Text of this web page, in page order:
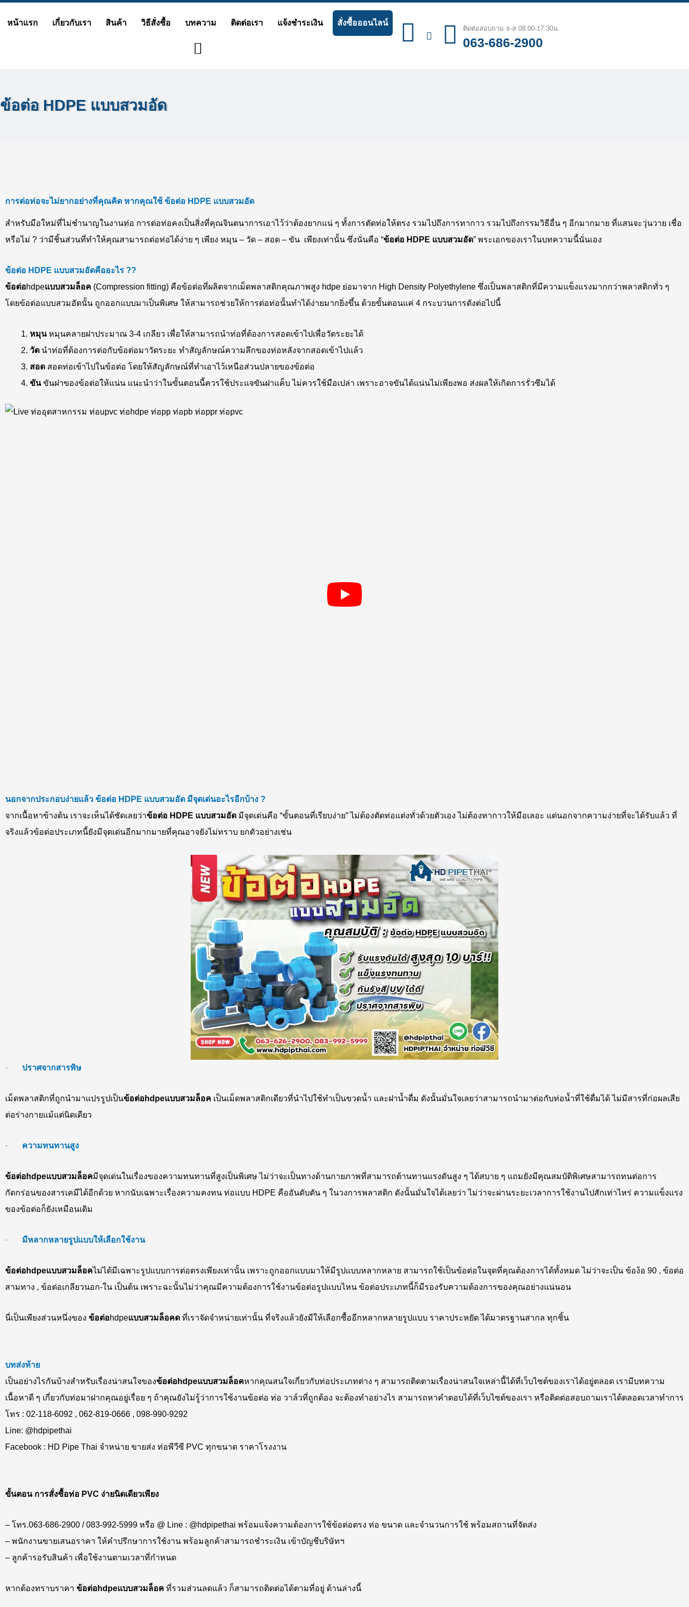
หน้าแรก เกี่ยวกับเรา สินค้า วิธีสั่งซื้อ บทความ ติดต่อเรา แจ้งชำระเงิน สั่งซื้อออนไลน์
ติดต่อสอบถาม จ-ส 08.00-17.30น.
063-686-2900
ข้อต่อ HDPE แบบสวมอัด
การต่อท่อจะไม่ยากอย่างที่คุณคิด หากคุณใช้ ข้อต่อ HDPE แบบสวมอัด
สำหรับมือใหม่ที่ไม่ชำนาญในงานท่อ การต่อท่อคงเป็นสิ่งที่คุณจินตนาการเอาไว้ว่าต้องยากแน่ ๆ ทั้งการตัดท่อให้ตรง รวมไปถึงการทากาว รวมไปถึงกรรมวิธีอื่น ๆ อีกมากมาย ที่แสนจะวุ่นวาย เชื่อ
หรือไม่ ? ว่ามีชิ้นส่วนที่ทำให้คุณสามารถต่อท่อได้ง่าย ๆ เพียง หมุน – วัด – สอด – ขัน เพียงเท่านั้น ซึ่งนั่นคือ “ข้อต่อ HDPE แบบสวมอัด” พระเอกของเราในบทความนี้นั่นเอง
ข้อต่อ HDPE แบบสวมอัดคืออะไร ??
ข้อต่อhdpeแบบสวมล็อค (Compression fitting) คือข้อต่อที่ผลิตจากเม็ดพลาสติกคุณภาพสูง hdpe ย่อมาจาก High Density Polyethylene ซึ่งเป็นพลาสติกที่มีความแข็งแรงมากกว่าพลาสติกทั่ว ๆ
โดยข้อต่อแบบสวมอัดนั้น ถูกออกแบบมาเป็นพิเศษ ให้สามารถช่วยให้การต่อท่อนั้นทำได้ง่ายมากยิ่งขึ้น ด้วยขั้นตอนแค่ 4 กระบวนการดังต่อไปนี้
หมุนหมุนคลายฝาประมาณ 3-4 เกลียว เพื่อให้สามารถนำท่อที่ต้องการสอดเข้าไปเพื่อวัดระยะได้
วัด นำท่อที่ต้องการต่อกับข้อต่อมาวัดระยะ ทำสัญลักษณ์ความลึกของท่อหลังจากสอดเข้าไปแล้ว
สอด สอดท่อเข้าไปในข้อต่อ โดยให้สัญลักษณ์ที่ทำเอาไว้เหนือส่วนปลายของข้อต่อ
ขันขันฝาของข้อต่อให้แน่น แนะนำว่าในขั้นตอนนี้ควรใช้ประแจขันฝาแค็บ ไม่ควรใช้มือเปล่า เพราะอาจขันได้แน่นไม่เพียงพอ ส่งผลให้เกิดการรั่วซึมได้
นอกจากประกอบง่ายแล้ว ข้อต่อ HDPE แบบสวมอัด มีจุดเด่นอะไรอีกบ้าง ?
จากเนื้อหาข้างต้น เราจะเห็นได้ชัดเลยว่าข้อต่อ HDPE แบบสวมอัด มีจุดเด่นคือ “ขั้นตอนที่เรียบง่าย” ไม่ต้องตัดท่อแต่งทั่วด้วยตัวเอง ไม่ต้องทากาวให้มือเลอะ แต่นอกจากความง่ายที่จะได้รับแล้ว ที่
จริงแล้วข้อต่อประเภทนี้ยังมีจุดเด่นอีกมากมายที่คุณอาจยังไม่ทราบ ยกตัวอย่างเช่น
· ปราศจากสารพิษ
เม็ดพลาสติกที่ถูกนำมาแปรรูปเป็นข้อต่อ hdpeแบบสวมล็อค เป็นเม็ดพลาสติกเดียวที่นำไปใช้ทำเป็นขวดน้ำ และฝาน้ำดื่ม ดังนั้นมั่นใจเลยว่าสามารถนำมาต่อกับท่อน้ำที่ใช้ดื่มได้ ไม่มีสารที่ก่อผลเสีย
ต่อร่างกายแม้แต่นิดเดียว
· ความทนทานสูง
ข้อต่อ hdpeแบบสวมล็อคมีจุดเด่นในเรื่องของความทนทานที่สูงเป็นพิเศษ ไม่ว่าจะเป็นทางด้านกายภาพที่สามารถต้านทานแรงดันสูง ๆ ได้สบาย ๆ แถมยังมีคุณสมบัติพิเศษสามารถทนต่อการ
กัดกร่อนของสารเคมีได้อีกด้วย หากนับเฉพาะเรื่องความคงทน ท่อแบบ HDPE คืออันดับตัน ๆ ในวงการพลาสติก ดังนั้นมั่นใจได้เลยว่า ไม่ว่าจะผ่านระยะเวลาการใช้งานไปสักเท่าไหร่ ความแข็งแรง
ของข้อต่อก็ยังเหมือนเดิม
· มีหลากหลายรูปแบบให้เลือกใช้งาน
ข้อต่อ hdpeแบบสวมล็อคไม่ได้มีเฉพาะรูปแบบการต่อตรงเพียงเท่านั้น เพราะถูกออกแบบมาให้มีรูปแบบหลากหลาย สามารถใช้เป็นข้อต่อในจุดที่คุณต้องการได้ทั้งหมด ไม่ว่าจะเป็น ข้อง้อ 90 , ข้อต่อ
สามทาง , ข้อต่อเกลียวนอก-ใน เป็นต้น เพราะฉะนั้นไม่ว่าคุณมีความต้องการใช้งานข้อต่อรูปแบบไหน ข้อต่อประเภทนี้ก็มีรองรับความต้องการของคุณอย่างแน่นอน
นี่เป็นเพียงส่วนหนึ่งของ ข้อต่อhdpeแบบสวมล็อคด ที่เราจัดจำหน่ายเท่านั้น ที่จริงแล้วยังมีให้เลือกซื้ออีกหลากหลายรูปแบบ ราคาประหยัด ได้มาตรฐานสากล ทุกชิ้น
บทส่งท้าย
เป็นอย่างไรกันบ้างสำหรับเรื่องน่าสนใจของข้อต่อ hdpeแบบสวมล็อคหากคุณสนใจเกี่ยวกับท่อประเภทต่าง ๆ สามารถติดตามเรื่องน่าสนใจเหล่านี้ได้ที่เว็บไซต์ของเราได้อยู่ตลอด เรามีบทความ
เนื้อหาดี ๆ เกี่ยวกับท่อมาฝากคุณอยู่เรื่อย ๆ ถ้าคุณยังไม่รู้ว่าการใช้งานข้อต่อ ท่อ วาล์วที่ถูกต้อง จะต้องทำอย่างไร สามารถหาคำตอบได้ที่เว็บไซต์ของเรา หรือติดต่อสอบถามเราได้ตลอดเวลาทำการ
โทร : 02-118-6092 , 062-819-0666 , 098-990-9292
Line: @hdpipethai
Facebook : HD Pipe Thai จำหน่าย ขายส่ง ท่อพีวีซี PVC ทุกขนาด ราคาโรงงาน
ขั้นตอน การสั่งซื้อท่อ PVC ง่ายนิดเดียวเพียง
– โทร.063-686-2900 / 083-992-5999 หรือ @ Line : @hdpipethai พร้อมแจ้งความต้องการใช้ข้อต่อตรง ท่อ ขนาด และจำนวนการใช้ พร้อมสถานที่จัดส่ง
– พนักงานขายเสนอราคา ให้คำปรึกษาการใช้งาน พร้อมลูกค้าสามารถชำระเงิน เข้าบัญชีบริษัทฯ
– ลูกค้ารอรับสินค้า เพื่อใช้งานตามเวลาที่กำหนด
หากต้องทราบราคา ข้อต่อ hdpeแบบสวมล็อค ที่รวมส่วนลดแล้ว ก็สามารถติดต่อได้ตามที่อยู่ ด้านล่างนี้